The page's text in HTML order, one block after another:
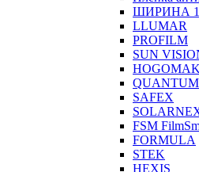
ШИРИНА
LLUMAR
PROFILM
SUN
QUANTUM
SAFEX
FSM
FORMULA
STEK
HEXIS